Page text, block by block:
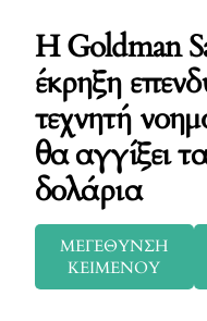
Η Goldman
έκρηξη
τεχνητή
θα αγγίξει
δολάρια
ΜΕΓΕΘΥΝΣΗ
ΚΕΙΜΕΝΟΥ